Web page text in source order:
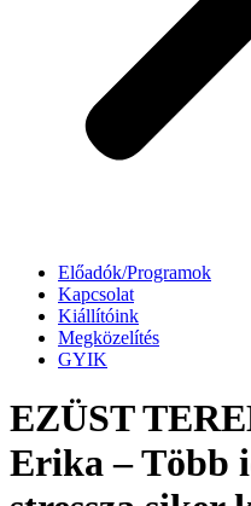
Előadók/Programok
Kapcsolat
Kiállítóink
Megközelítés
GYIK
EZÜST
Erika – Több